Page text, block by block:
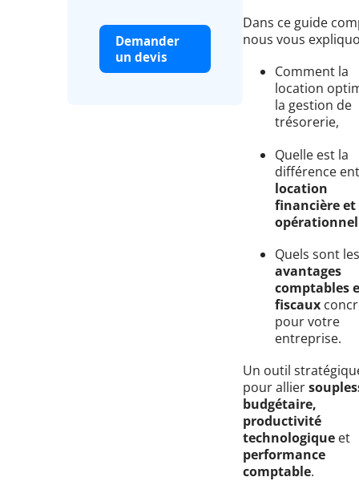
Demander
un devis
Dans ce guide
nous vous
Comment la
location
la gestion de
trésorerie,
Quelle est la
différence
location
financière et
Quels sont les
avantages
comptables
fiscaux
pour votre
entreprise.
Un outil
pour allier
budgétaire,
productivité
technologique et
performance
comptable.